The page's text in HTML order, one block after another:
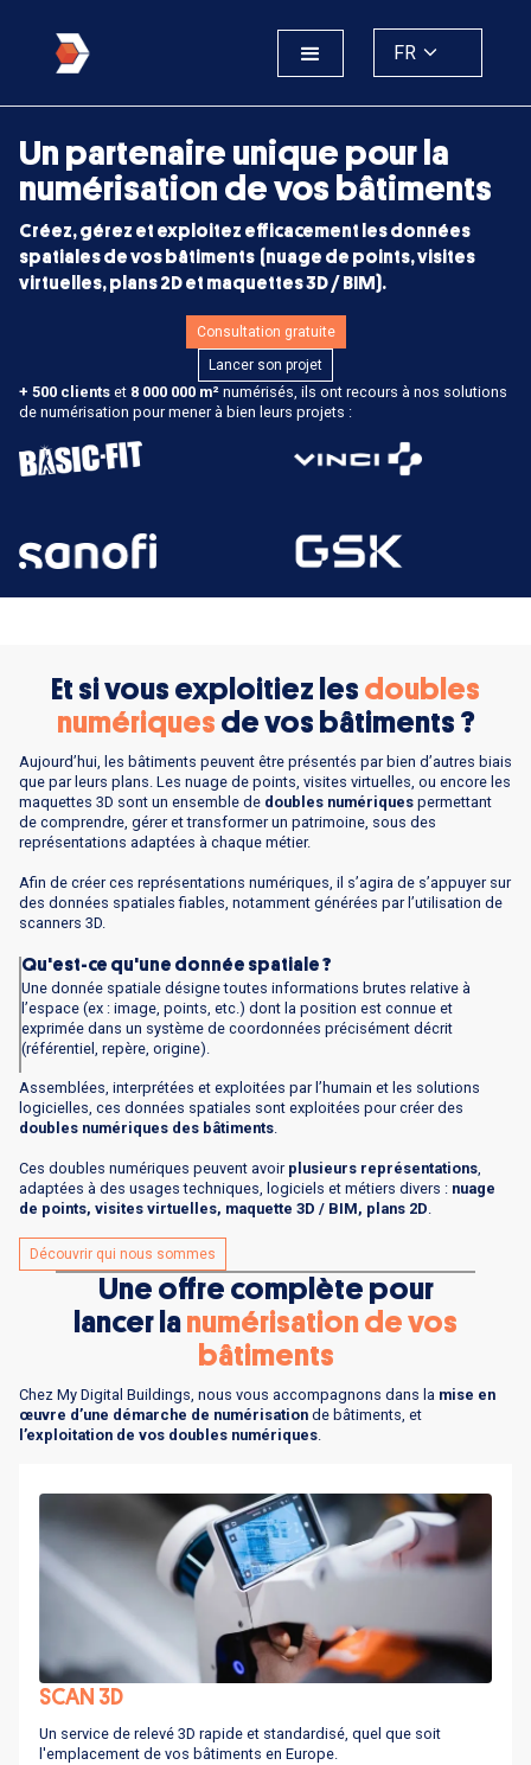
FR
Un partenaire unique pour la
numérisation de vos bâtiments
Créez, gérez et exploitez efficacement les données
spatiales de vos bâtiments (nuage de points, visites
virtuelles, plans 2D et maquettes 3D / BIM).
Consultation gratuite
Lancer son projet
+ 500 clients et 8 000 000 m² numérisés, ils ont recours à nos solutions
de numérisation pour mener à bien leurs projets :
Et si vous exploitiez les doubles
numériques de vos bâtiments ?
Aujourd’hui, les bâtiments peuvent être présentés par bien d’autres biais
que par leurs plans. Les nuage de points, visites virtuelles, ou encore les
maquettes 3D sont un ensemble de doubles numériques permettant
de comprendre, gérer et transformer un patrimoine, sous des
représentations adaptées à chaque métier.
Afin de créer ces représentations numériques, il s’agira de s’appuyer sur
des données spatiales fiables, notamment générées par l’utilisation de
scanners 3D.
Qu'est-ce qu'une donnée spatiale ?
Une donnée spatiale désigne toutes informations brutes relative à
l’espace (ex : image, points, etc.) dont la position est connue et
exprimée dans un système de coordonnées précisément décrit
(référentiel, repère, origine).
Assemblées, interprétées et exploitées par l’humain et les solutions
logicielles, ces données spatiales sont exploitées pour créer des
doubles numériques des bâtiments.
Ces doubles numériques peuvent avoir plusieurs représentations,
adaptées à des usages techniques, logiciels et métiers divers : nuage
de points, visites virtuelles, maquette 3D / BIM, plans 2D.
Découvrir qui nous sommes
Une offre complète pour
lancer lanumérisation de vos
bâtiments
Chez My Digital Buildings, nous vous accompagnons dans la mise en
œuvre d’une démarche de numérisation de bâtiments, et
l’exploitation de vos doubles numériques.
SCAN 3D
Un service de relevé 3D rapide et standardisé, quel que soit
l'emplacement de vos bâtiments en Europe.